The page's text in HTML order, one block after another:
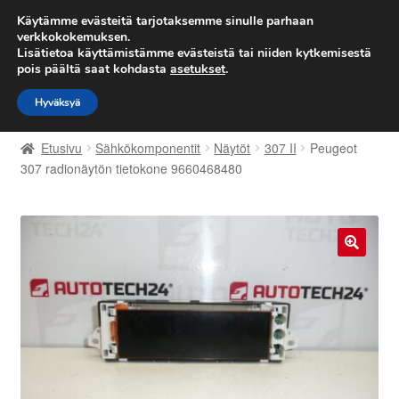
TOIMITUS alkaen 7 EUR
Siirry
navigointiin
Siirry
sisältöön
Etusivu
Kärry
Maailmanlaajuinen toimitus
Maksut
Etusivu Sähkökomponentit Näytöt 307 II
Peugeot
307 radionäytön tietokone 9660468480
Käytämme evästeitä tarjotaksemme sinulle parhaan
verkkokokemuksen.
Lisätietoa käyttämistämme evästeistä tai niiden kytkemisestä
pois päältä saat kohdasta asetukset.
Hyväksyä